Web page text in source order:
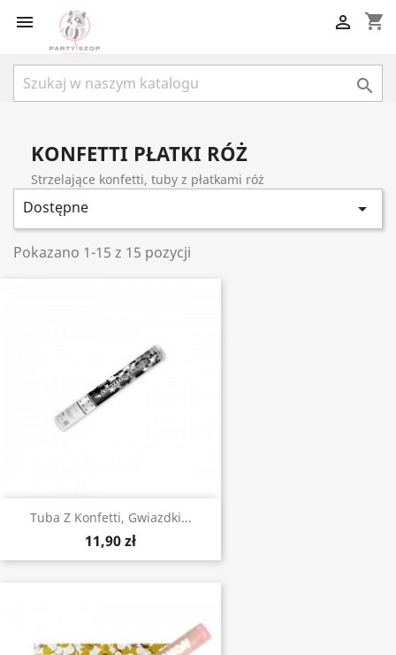
 shopping_cart


KONFETTI PŁATKI RÓŻ
Strzelające konfetti, tuby z płatkami róż
Dostępne 
Pokazano 1-15 z 15 pozycji
Tuba Z Konfetti, Gwiazdki...
11,90 zł